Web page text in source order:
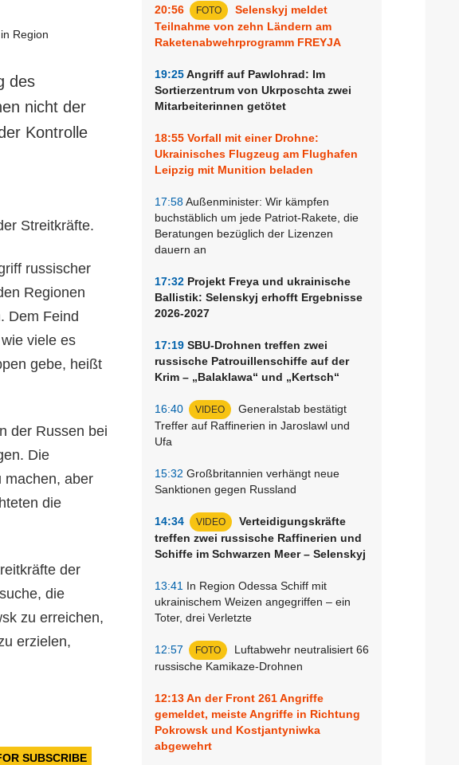
20:56 FOTO
Selenskyj meldet
Teilnahme von zehn Ländern am
Raketenabwehrprogramm FREYJA
19:25Angriff auf Pawlohrad: Im
Sortierzentrum von Ukrposchta zwei
Mitarbeiterinnen getötet
18:55 Vorfall mit einer Drohne:
Ukrainisches Flugzeug am Flughafen
Leipzig mit Munition beladen
17:58Außenminister: Wir kämpfen
buchstäblich um jede Patriot-Rakete, die
Beratungen bezüglich der Lizenzen
dauern an
17:32 Projekt Freya und ukrainische
Ballistik: Selenskyj erhofft Ergebnisse
2026-2027
17:19 SBU-Drohnen treffen zwei
russische Patrouillenschiffe auf der
Krim – „Balaklawa“ und „Kertsch“
16:40 VIDEO
Generalstab bestätigt
Treffer auf Raffinerien in Jaroslawl und
Ufa
15:32 Großbritannien verhängt neue
Sanktionen gegen Russland
14:34 VIDEO
Verteidigungskräfte
treffen zwei russische Raffinerien und
Schiffe im Schwarzen Meer – Selenskyj
13:41 In Region Odessa Schiff mit
ukrainischem Weizen angegriffen – ein
Toter, drei Verletzte
12:57 FOTO
Luftabwehr neutralisiert 66
russische Kamikaze-Drohnen
12:13An der Front 261 Angriffe
gemeldet, meiste Angriffe in Richtung
Pokrowsk und Kostjantyniwka
abgewehrt
des
nicht der
Kontrolle
Streitkräfte.
russischer
Regionen
Dem Feind
viele es
gebe, heißt
der Russen bei
Die
machen, aber
die
der
die
zu erreichen,
erzielen,
SUBSCRIBE